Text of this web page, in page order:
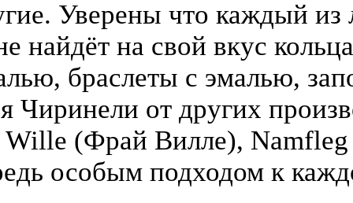
Уверены что каждый
найдёт на свой вкус
браслеты с эмалью,
Чиринели от других
Wille (Фрай Вилле),
особым подходом к